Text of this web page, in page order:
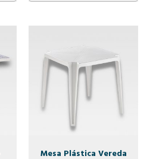
Mesa Plástica Vereda